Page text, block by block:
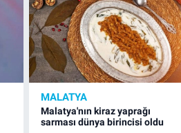
MALATYA
Malatya'nın kiraz yaprağı
sarması dünya birincisi oldu